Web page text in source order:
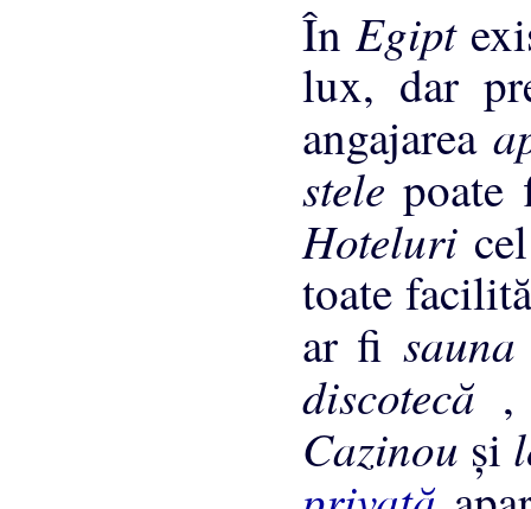
În Egipt
lux, dar
angajarea
stelepoate
Hoteluri
toate
ar fi
discotecă
Cazinou şi